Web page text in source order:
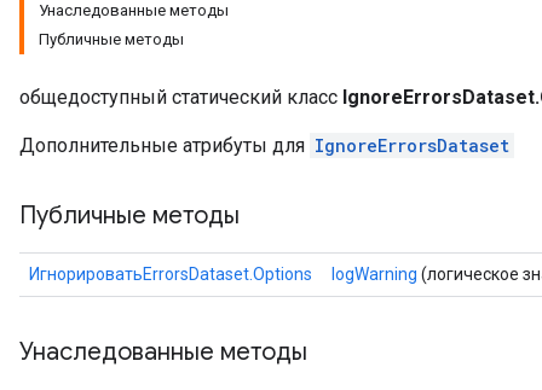
Унаследованные методы
Публичные методы
общедоступный статический класс
Дополнительные атрибуты для IgnoreErrorsDataset
Публичные методы
ИгнорироватьErrorsDataset.Options logWarning (логическое
Унаследованные методы